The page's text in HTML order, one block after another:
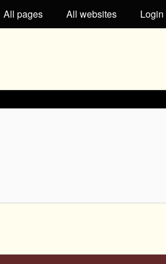
All pages All websites Login